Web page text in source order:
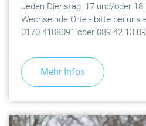
Jeden Dienstag, 17 und/oder 18
Wechselnde Orte - bitte bei uns
0170 4108091 oder 089 42 13 09
Mehr Infos